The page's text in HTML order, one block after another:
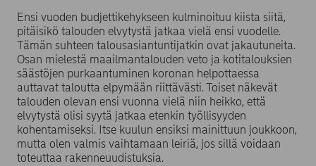
Ensi vuoden budjettikehykseen kulminoituu kiista siitä,
pitäisikö talouden elvytystä jatkaa vielä ensi vuodelle.
Tämän suhteen talousasiantuntijatkin ovat jakautuneita.
Osan mielestä maailmantalouden veto ja kotitalouksien
säästöjen purkaantuminen koronan helpottaessa
auttavat taloutta elpymään riittävästi. Toiset näkevät
talouden olevan ensi vuonna vielä niin heikko, että
elvytystä olisi syytä jatkaa etenkin työllisyyden
kohentamiseksi. Itse kuulun ensiksi mainittuun joukkoon,
mutta olen valmis vaihtamaan leiriä, jos sillä voidaan
toteuttaa rakenneuudistuksia.